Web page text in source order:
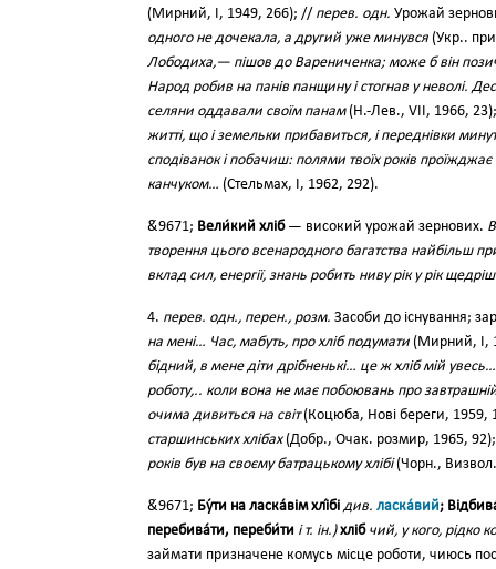
(Мирний, І, 1949, 266); // перев. одн. Урожай
одного не дочекала, а другий уже минувся (Укр..
Лободиха,— пішов до Варениченка; може б він
Народ робив на панів панщину і стогнав у неволі.
селяни оддавали своїм панам(Н.-Лев., VII, 1966,
житті, що і земельки прибавиться, і переднівки
сподіванок і побачиш: полями твоїх років
канчуком… (Стельмах, І, 1962, 292).
&́9671; Вели́кий хліб— високий урожай зернових.
творення цього всенародного багатства найбільш
вклад сил, енергії, знань робить ниву рік у рік
4. перев. одн., перен., розм. Засоби до існування;
на мені… Час, мабуть, про хліб подумати (Мирний, І,
бідний, в мене діти дрібненькі… це ж хліб мій увесь…
роботу,.. коли вона не має побоювань про
очима дивиться на світ(Коцюба, Нові береги, 1959,
старшинських хлібах(Добр., Очак. розмир, 1965,
років був на своєму батрацькому хлібі(Чорн.,
&́9671; Бу́ти на ласка́вім хлі́бі див. ласка́вий;
перебива́ти, переби́ти і т. ін.) хліб чий, у кого, рідко
займати призначене комусь місце роботи, чиюсь